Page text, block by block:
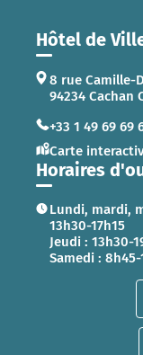
Hôtel de
8 rue Camille-
94234 Cachan
+33 1 49 69 69
Carte
Horaires
Lundi, mardi,
13h30-17h15
Jeudi : 13h30-
Samedi : 8h45-